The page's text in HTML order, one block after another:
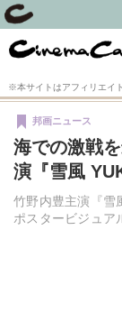
※本サイトはアフィリエイ
海での激戦
演『雪風
竹野内豊主演『雪
ポスタービジュア
邦画ニュース